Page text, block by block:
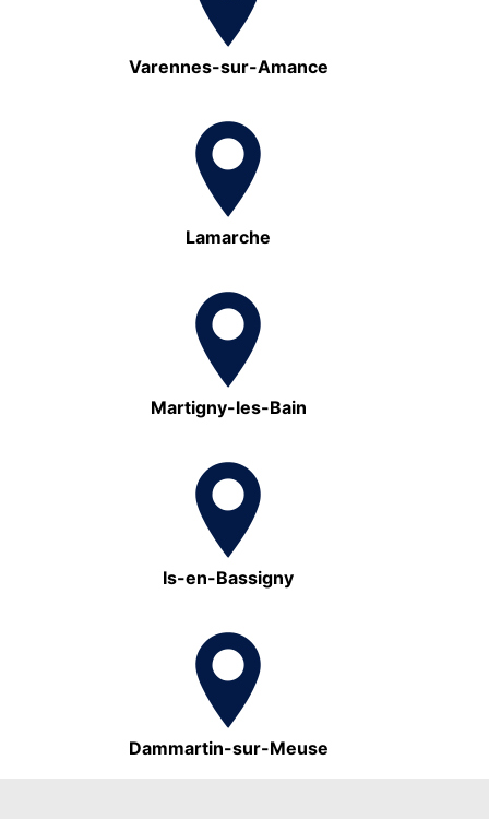
Varennes-sur-Amance
Lamarche
Martigny-les-Bain
Is-en-Bassigny
Dammartin-sur-Meuse